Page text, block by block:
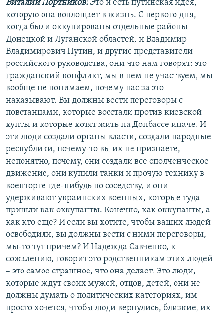
Виталий Портников: Это и есть путинская идея,
которую она воплощает в жизнь. С первого дня,
когда были оккупированы отдельные районы
Донецкой и Луганской областей, и Владимир
Владимирович Путин, и другие представители
российского руководства, они что нам говорят: это
гражданский конфликт, мы в нем не участвуем, мы
вообще не понимаем, почему нас за это
наказывают. Вы должны вести переговоры с
повстанцами, которые восстали против киевской
хунты и которые хотят жить на Донбассе иначе. И
эти люди создали органы власти, создали народные
республики, почему-то вы их не признаете,
непонятно, почему, они создали все ополченческое
движение, они купили танки и прочую технику в
военторге где-нибудь по соседству, и они
удерживают украинских военных, которые туда
пришли как оккупанты. Конечно, как оккупанты, а
как кто еще? И если вы хотите, чтобы ваших людей
освободили, вы должны вести с ними переговоры,
мы-то тут причем? И Надежда Савченко, к
сожалению, говорит это родственникам этих людей
– это самое страшное, что она делает. Это люди,
которые ждут своих мужей, отцов, детей, они не
должны думать о политических категориях, им
просто хочется, чтобы люди вернулись, близкие, их